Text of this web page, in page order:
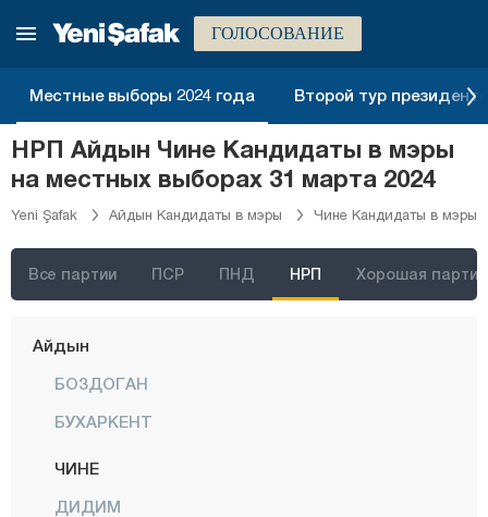
ГОЛОСОВАНИЕ
Местные выборы 2024 года Второй тур
НРП Айдын Чине Кандидаты в мэры
на местных выборах 31 марта 2024
Yeni Şafak Айдын Кандидаты в мэры Чине Кандидаты в мэры
Все партии ПСР ПНД НРП Хорошая партия
Адыяман
Афьонкарахисар
Агры
Аксарай
Амасья
Анталия
Артвин
Айдын
БОЗДОГАН
БУХАРКЕНТ
ЧИНЕ
ДИДИМ